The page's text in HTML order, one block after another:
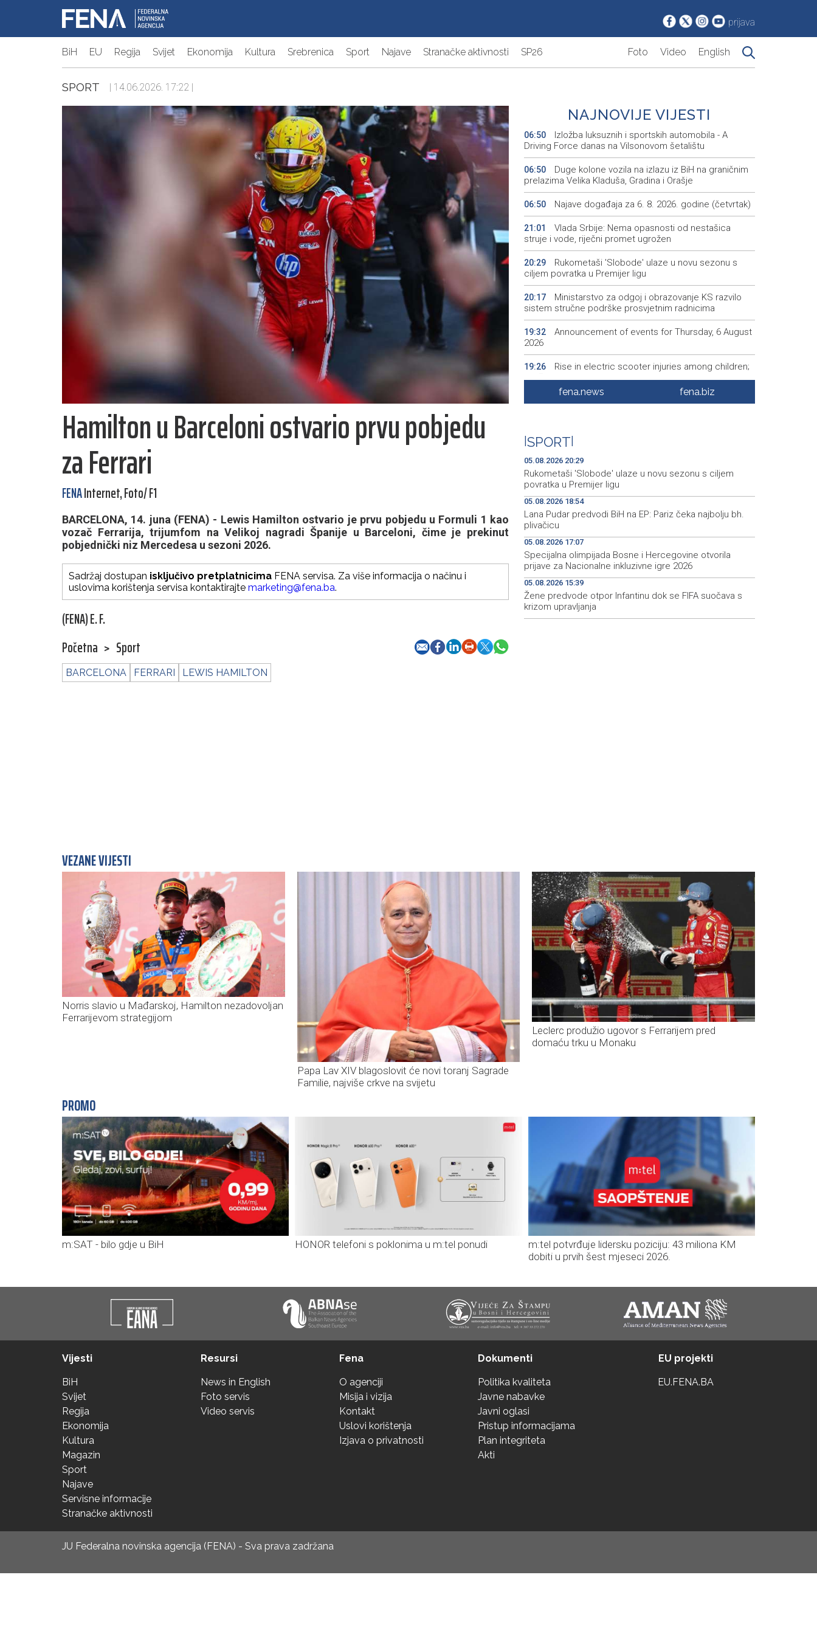
prijava
BiH EU Regija Svijet Ekonomija Kultura Srebrenica Sport Najave Stranačke aktivnosti SP26 Foto Video English
SPORT | 14.06.2026. 17:22 |
Hamilton u Barceloni ostvario prvu pobjedu
za Ferrari
FENAInternet, Foto/ F1
BARCELONA, 14. juna (FENA) - Lewis Hamilton ostvario je prvu pobjedu u Formuli 1 kao
vozač Ferrarija, trijumfom na Velikoj nagradi Španije u Barceloni, čime je prekinut
pobjednički niz Mercedesa u sezoni 2026.
Sadržaj dostupan isključivo pretplatnicima FENA servisa. Za više informacija o načinu i
uslovima korištenja servisa kontaktirajte marketing@fena.ba.
(FENA) E. F.
Početna > Sport
BARCELONA FERRARI LEWIS HAMILTON
NAJNOVIJE VIJESTI
06:50
Izložba luksuznih i sportskih automobila - A
Driving Force danas na Vilsonovom šetalištu
06:50
Duge kolone vozila na izlazu iz BiH na graničnim
prelazima Velika Kladuša, Gradina i Orašje
06:50 Najave događaja za 6. 8. 2026. godine (četvrtak)
21:01
Vlada Srbije: Nema opasnosti od nestašica
struje i vode, riječni promet ugrožen
20:29
Rukometaši 'Slobode' ulaze u novu sezonu s
ciljem povratka u Premijer ligu
20:17
Ministarstvo za odgoj i obrazovanje KS razvilo
sistem stručne podrške prosvjetnim radnicima
19:32
Announcement of events for Thursday, 6 August
2026
19:26
Rise in electric scooter injuries among children;
Biloš: Head and facial injuries most common
Ministarstvo saobraćaja KS: Uskoro javna
19:15
Pomozi.ba pomaže Gazi - Od početka 2026.
podijeljeno 40.000 toplih obroka, u augustu nove
aktivnosti
fena.news fena.biz
SPORT
05.08.2026 20:29
Rukometaši 'Slobode' ulaze u novu sezonu s ciljem
povratka u Premijer ligu
05.08.2026 18:54
Lana Pudar predvodi BiH na EP: Pariz čeka najbolju bh.
plivačicu
05.08.2026 17:07
Specijalna olimpijada Bosne i Hercegovine otvorila
prijave za Nacionalne inkluzivne igre 2026
05.08.2026 15:39
Žene predvode otpor Infantinu dok se FIFA suočava s
krizom upravljanja
VEZANE VIJESTI
Norris slavio u Mađarskoj, Hamilton nezadovoljan
Ferrarijevom strategijom
Papa Lav XIV blagoslovit će novi toranj Sagrade
Familie, najviše crkve na svijetu
Leclerc produžio ugovor s Ferrarijem pred
domaću trku u Monaku
PROMO
m:SAT - bilo gdje u BiH HONOR telefoni s poklonima u m:tel ponudi
m:tel potvrđuje lidersku poziciju: 43 miliona KM
dobiti u prvih šest mjeseci 2026.
Vijesti
BiH
Svijet
Regija
Ekonomija
Kultura
Magazin
Sport
Najave
Servisne informacije
Stranačke aktivnosti
Resursi
News in English
Foto servis
Video servis
Fena
O agenciji
Misija i vizija
Kontakt
Uslovi korištenja
Izjava o privatnosti
Dokumenti
Politika kvaliteta
Javne nabavke
Javni oglasi
Pristup informacijama
Plan integriteta
Akti
EU projekti
EU.FENA.BA
JU Federalna novinska agencija (FENA) - Sva prava zadržana